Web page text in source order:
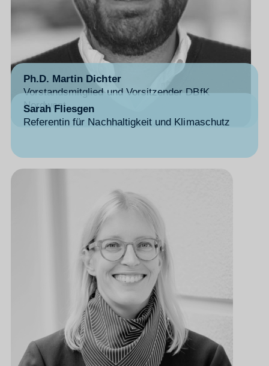
Ph.D. Martin Dichter
Vorstandsmitglied und Vorsitzender DBfK
Nordwest
Sarah Fliesgen
Referentin für Nachhaltigkeit und Klimaschutz